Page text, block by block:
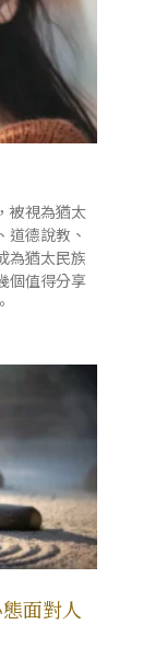
被視為猶太
道德說教、
為猶太民族
個值得分享
面對人